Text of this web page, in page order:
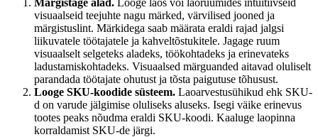
Märgistage alad.
Looge laos või laoruumides intuitiivseid
visuaalseid teejuhte nagu märked, värvilised jooned ja
märgistuslint. Märkidega saab määrata eraldi rajad jalgsi
liikuvatele töötajatele ja kahveltõstukitele. Jagage ruum
visuaalselt selgeteks aladeks, töökohtadeks ja erinevateks
ladustamiskohtadeks. Visuaalsed märguanded aitavad oluliselt
parandada töötajate ohutust ja tõsta paigutuse tõhusust.
Looge SKU-koodide süsteem. Laoarvestusühikud ehk SKU-
d on varude jälgimise oluliseks aluseks. Isegi väike erinevus
tootes peaks nõudma eraldi SKU-koodi. Kaaluge laopinna
korraldamist SKU-de järgi.